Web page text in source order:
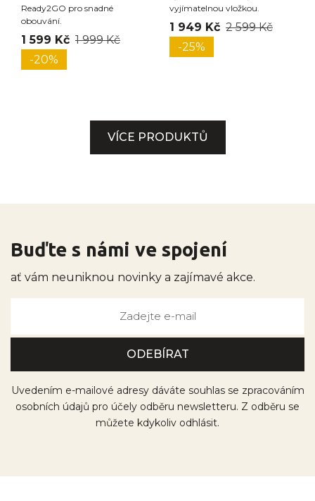
Ready2GO pro snadné
obouvání.
1 599 Kč 1 999 Kč
-20%
vyjímatelnou vložkou.
1 949 Kč 2 599 Kč
-25%
VÍCE PRODUKTŮ
Buďte s námi ve spojení
ať vám neuniknou novinky a zajímavé akce.
Uvedením e-mailové adresy dáváte souhlas se zpracováním
osobních údajů pro účely odběru newsletteru. Z odběru se
můžete kdykoliv odhlásit.